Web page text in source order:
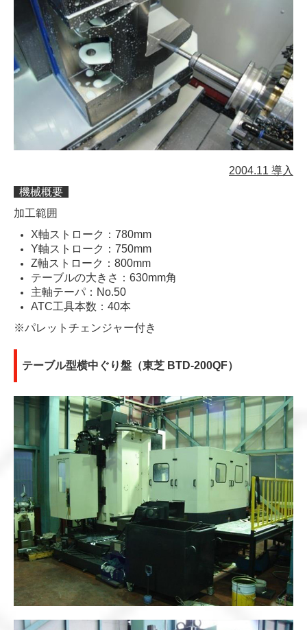
2004.11 導入
機械概要
加工範囲
X軸ストローク：780mm
Y軸ストローク：750mm
Z軸ストローク：800mm
テーブルの大きさ：630mm角
主軸テーパ：No.50
ATC工具本数：40本
※パレットチェンジャー付き
テーブル型横中ぐり盤（東芝 BTD-200QF）